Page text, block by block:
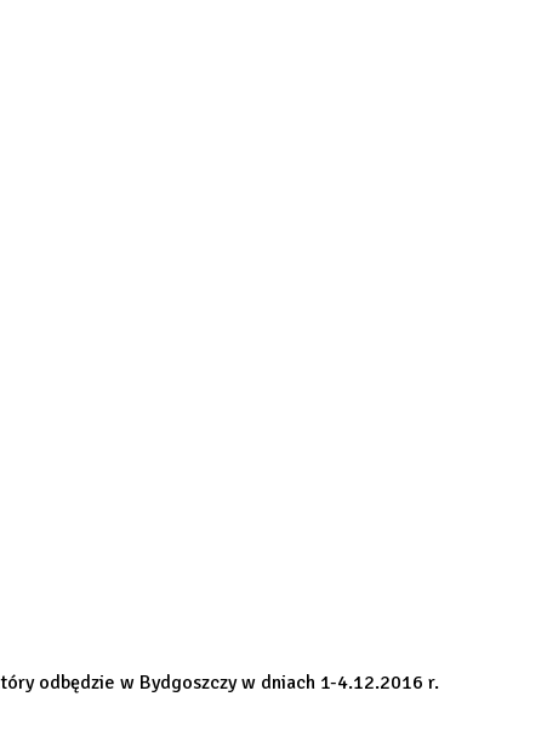
odbędzie w Bydgoszczy w dniach 1-4.12.2016 r.